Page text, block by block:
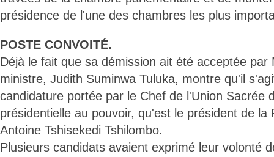
présidence de l'une des chambres les plus
POSTE CONVOITÉ.
Déjà le fait que sa démission ait été acceptée par
ministre, Judith Suminwa Tuluka, montre qu'il
candidature portée par le Chef de l'Union Sacrée
présidentielle au pouvoir, qu'est le président de la
Antoine Tshisekedi Tshilombo.
Plusieurs candidats avaient exprimé leur volonté